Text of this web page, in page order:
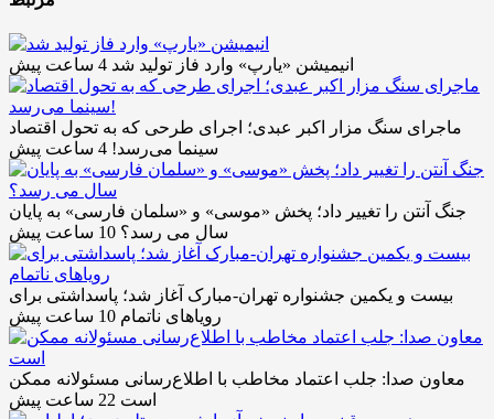
انیمیشن «یارپ» وارد فاز تولید شد 4 ساعت پیش
ماجرای سنگ مزار اکبر عبدی؛ اجرای طرحی که به تحول اقتصاد
سینما می‌رسد! 4 ساعت پیش
جنگ آنتن را تغییر داد؛ پخش «موسی» و «سلمان فارسی» به پایان
سال می رسد؟ 10 ساعت پیش
بیست و یکمین جشنواره تهران-مبارک آغاز شد؛ پاسداشتی برای
رویاهای ناتمام 10 ساعت پیش
معاون صدا: جلب اعتماد مخاطب با اطلاع‌رسانی مسئولانه ممکن
است 22 ساعت پیش